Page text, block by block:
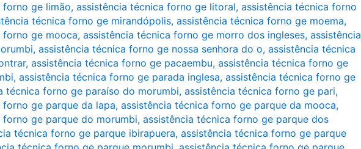
forno ge limão, assistência técnica forno ge litoral, assistência técnica forno
técnica forno ge mirandópolis, assistência técnica forno ge moema,
forno ge mooca, assistência técnica forno ge morro dos ingleses, assistência
, assistência técnica forno ge nossa senhora do o, assistência técnica
, assistência técnica forno ge pacaembu, assistência técnica forno ge
, assistência técnica forno ge parada inglesa, assistência técnica forno ge
técnica forno ge paraíso do morumbi, assistência técnica forno ge pari,
ge parque da lapa, assistência técnica forno ge parque da mooca,
ge parque do morumbi, assistência técnica forno ge parque dos
técnica forno ge parque ibirapuera, assistência técnica forno ge parque